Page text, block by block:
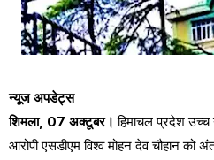
न्यूज अपडेट्स
शिमला, 07 अक्टूबर। हिमाचल प्रदेश उच्च
आरोपी एसडीएम विश्व मोहन देव चौहान को